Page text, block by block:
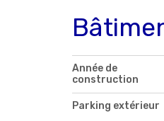
Année de
construction
Parking extérieur